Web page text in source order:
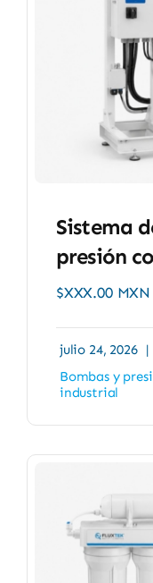
Sistema
presión
$XXX.00 MXN
julio 24, 2026 |
Bombas y
industrial